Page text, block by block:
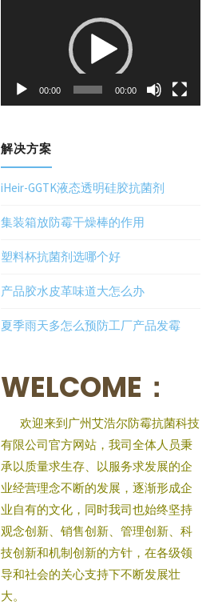
00:00 00:00
解决方案
iHeir-GGTK液态透明硅胶抗菌剂
集装箱放防霉干燥棒的作用
塑料杯抗菌剂选哪个好
产品胶水皮革味道大怎么办
夏季雨天多怎么预防工厂产品发霉
WELCOME：
欢迎来到广州艾浩尔防霉抗菌科技
有限公司官方网站，我司全体人员秉
承以质量求生存、以服务求发展的企
业经营理念不断的发展，逐渐形成企
业自有的文化，同时我司也始终坚持
观念创新、销售创新、管理创新、科
技创新和机制创新的方针，在各级领
导和社会的关心支持下不断发展壮
大。